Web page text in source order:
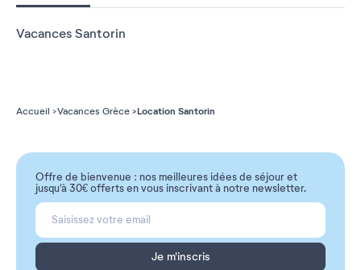
Vacances Santorin
Accueil Vacances Grèce Location Santorin
Offre de bienvenue : nos meilleures idées de séjour et
jusqu'à 30€ offerts en vous inscrivant à notre newsletter.
Je m'inscris